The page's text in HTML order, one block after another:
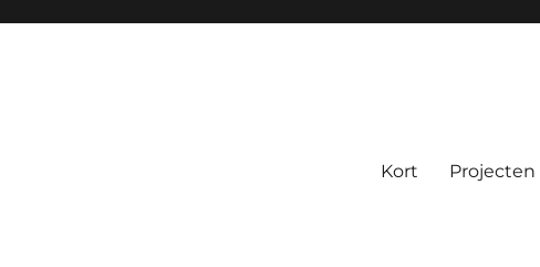
Kort Projecten